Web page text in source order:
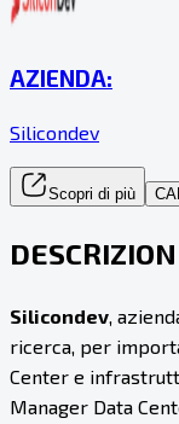
AZIENDA:
Silicondev
Scopri di più
Silicondev,
ricerca, per
Center e
Manager Data